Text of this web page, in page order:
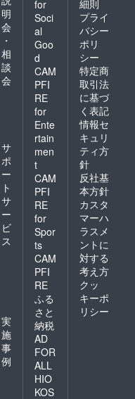
明
会
・
相
談
会
サ
ポ
ー
ト
サ
ー
ビ
ス
実
施
事
例
for
Soci
al
Goo
d
CAM
PFI
RE
for
Ente
rtain
men
t
CAM
PFI
RE
for
Spor
ts
CAM
PFI
RE
ふる
さと
納税
AD
FOR
ALL
HIO
KOS
細則
プライ
バシー
ポリ
シー
特定商
取引法
に基づ
く表記
情報セ
キュリ
ティ方
針
反社基
本方針
カスタ
マーハ
ラスメ
ントに
対する
考え方
クッ
キーポ
リシー